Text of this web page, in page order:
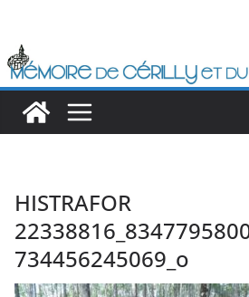
contenu
HISTRAFOR
734456245069_o